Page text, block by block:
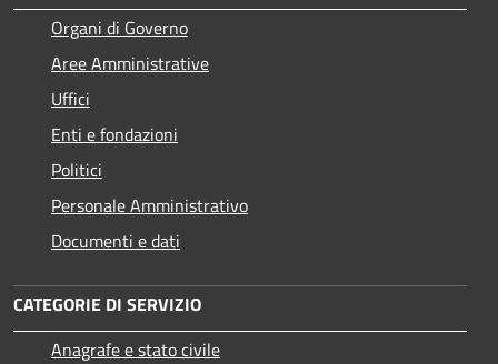
Organi di Governo
Aree Amministrative
Uffici
Enti e fondazioni
Politici
Personale Amministrativo
Documenti e dati
CATEGORIE DI SERVIZIO
Anagrafe e stato civile